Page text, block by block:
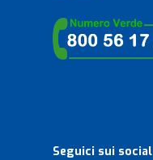
Seguici sui social